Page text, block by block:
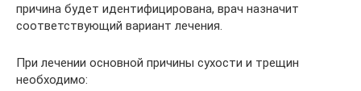
причина будет идентифицирована, врач назначит
соответствующий вариант лечения.
При лечении основной причины сухости и трещин
необходимо: